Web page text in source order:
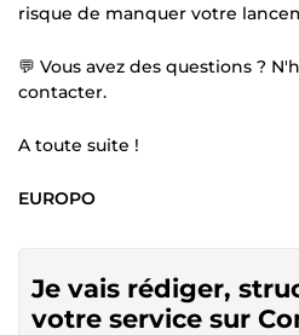
risque de manquer votre
💬 Vous avez des questions ?
contacter.
A toute suite !
EUROPO
Je vais rédiger,
votre service sur